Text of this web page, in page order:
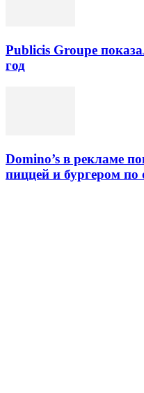
Publicis Groupe
год
Domino’s в рекламе
пиццей и бургером по